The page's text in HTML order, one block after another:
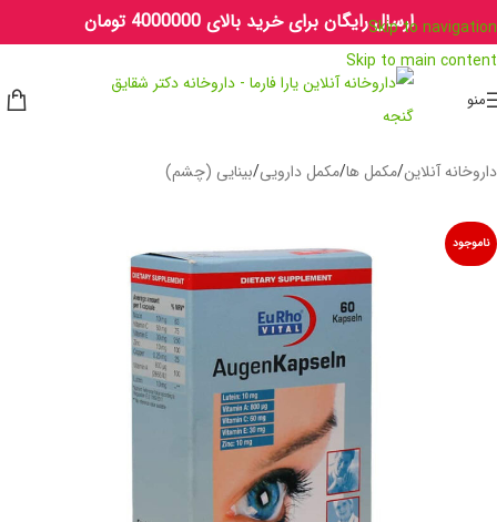
Skip to navigation
Skip to main content
ارسال رایگان برای خرید بالای 4000000 تومان
منو
داروخانه آنلاین/مکمل ها/مکمل دارویی/بینایی (چشم)
ناموجود